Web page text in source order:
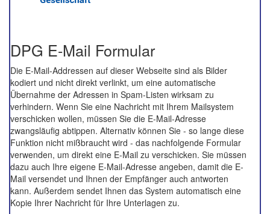
DPG E-Mail Formular
Die E-Mail-Addressen auf dieser Webseite sind als Bilder
kodiert und nicht direkt verlinkt, um eine automatische
Übernahme der Adressen in Spam-Listen wirksam zu
verhindern. Wenn Sie eine Nachricht mit Ihrem Mailsystem
verschicken wollen, müssen Sie die E-Mail-Adresse
zwangsläufig abtippen. Alternativ können Sie - so lange diese
Funktion nicht mißbraucht wird - das nachfolgende Formular
verwenden, um direkt eine E-Mail zu verschicken. Sie müssen
dazu auch Ihre eigene E-Mail-Adresse angeben, damit die E-
Mail versendet und Ihnen der Empfänger auch antworten
kann. Außerdem sendet Ihnen das System automatisch eine
Kopie Ihrer Nachricht für Ihre Unterlagen zu.